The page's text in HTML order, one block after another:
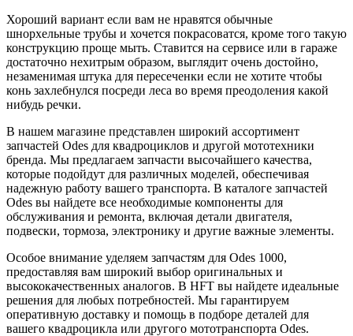
Хороший вариант если вам не нравятся обычные
шнорхельные трубы и хочется покрасоватся, кроме того такую
конструкцию проще мыть. Ставится на сервисе или в гараже
достаточно нехитрым образом, выглядит очень достойно,
незаменимая штука для пересеченки если не хотите чтобы
конь захлебнулся посреди леса во время преодоления какой
нибудь речки.
В нашем магазине представлен широкий ассортимент
запчастей Odes для квадроциклов и другой мототехники
бренда. Мы предлагаем запчасти высочайшего качества,
которые подойдут для различных моделей, обеспечивая
надежную работу вашего транспорта. В каталоге запчастей
Odes вы найдете все необходимые компоненты для
обслуживания и ремонта, включая детали двигателя,
подвески, тормоза, электронику и другие важные элементы.
Особое внимание уделяем запчастям для Odes 1000,
предоставляя вам широкий выбор оригинальных и
высококачественных аналогов. В HFT вы найдете идеальные
решения для любых потребностей. Мы гарантируем
оперативную доставку и помощь в подборе деталей для
вашего квадроцикла или другого мототранспорта Odes.